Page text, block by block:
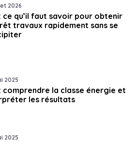
2026
ce qu’il faut savoir pour obtenir
travaux rapidement sans se
2025
comprendre la classe énergie et
les résultats
2025